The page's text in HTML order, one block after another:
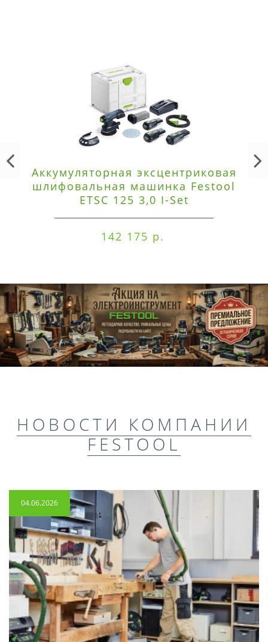
Аккумуляторная эксцентриковая
шлифовальная машинка Festool
ETSC 125 3,0 I-Set
142 175 р.
НОВОСТИ КОМПАНИИ
FESTOOL
04.06.2026